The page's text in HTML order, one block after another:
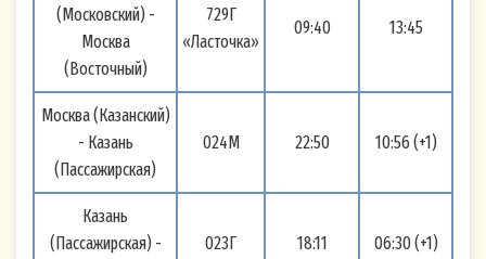
(Московский) -
Москва
(Восточный)
729Г
«Ласточка»
09:40 13:45
Москва (Казанский)
- Казань
(Пассажирская)
024М 22:50 10:56 (+1)
Казань
(Пассажирская) -
023Г 18:11 06:30 (+1)